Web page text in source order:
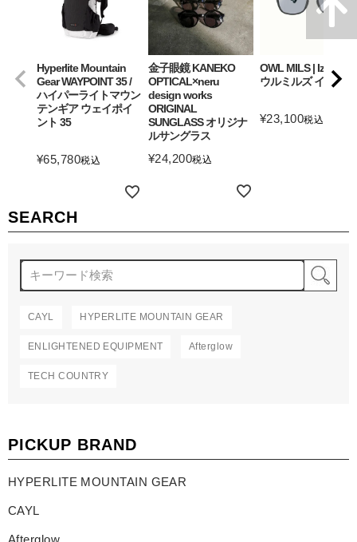
SEARCH
CAYL HYPERLITE MOUNTAIN GEAR
ENLIGHTENED EQUIPMENT Afterglow
TECH COUNTRY
PICKUP BRAND
HYPERLITE MOUNTAIN GEAR
CAYL
Afterglow
Hyperlite Mountain
Gear WAYPOINT 35 /
ハイパーライトマウン
テンギア ウェイポイ
ント 35
¥65,780税込
金子眼鏡 KANEKO
OPTICAL×neru
design works
ORIGINAL
SUNGLASS オリジナ
ルサングラス
¥24,200税込
OWL MILS | Izanagi
ウルミルズ イザナギ
¥23,100税込